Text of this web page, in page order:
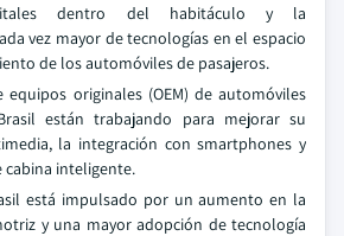
dentro del habitáculo y la
vez mayor de tecnologías en el espacio
de los automóviles de pasajeros.
equipos originales (OEM) de automóviles
están trabajando para mejorar su
la integración con smartphones y
cabina inteligente.
está impulsado por un aumento en la
y una mayor adopción de tecnología